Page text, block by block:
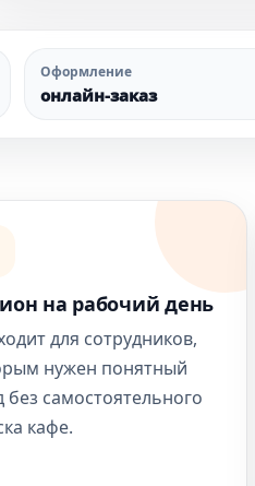
Оформление
онлайн-заказ
на рабочий день
для сотрудников,
нужен понятный
без самостоятельного
кафе.